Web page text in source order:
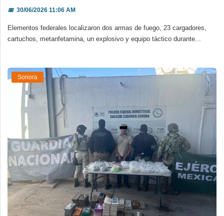
📅30/06/2026 11:06 AM
Elementos federales localizaron dos armas de fuego, 23 cargadores,
cartuchos, metanfetamina, un explosivo y equipo táctico durante...
Sonora